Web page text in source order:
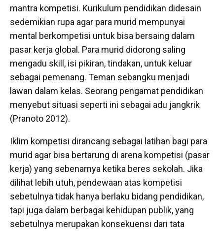
mantra kompetisi. Kurikulum pendidikan didesain
sedemikian rupa agar para murid mempunyai
mental berkompetisi untuk bisa bersaing dalam
pasar kerja global. Para murid didorong saling
mengadu skill, isi pikiran, tindakan, untuk keluar
sebagai pemenang. Teman sebangku menjadi
lawan dalam kelas. Seorang pengamat pendidikan
menyebut situasi seperti ini sebagai adu jangkrik
(Pranoto 2012).
Iklim kompetisi dirancang sebagai latihan bagi para
murid agar bisa bertarung di arena kompetisi (pasar
kerja) yang sebenarnya ketika beres sekolah. Jika
dilihat lebih utuh, pendewaan atas kompetisi
sebetulnya tidak hanya berlaku bidang pendidikan,
tapi juga dalam berbagai kehidupan publik, yang
sebetulnya merupakan konsekuensi dari tata